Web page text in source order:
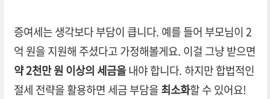
증여세는 생각보다 부담이 큽니다. 예를 들어 부모님이 2
억 원을 지원해 주셨다고 가정해볼게요. 이걸 그냥 받으면
약 2천만 원 이상의 세금을내야 합니다. 하지만 합법적인
절세 전략을 활용하면 세금 부담을최소화할 수 있어요!